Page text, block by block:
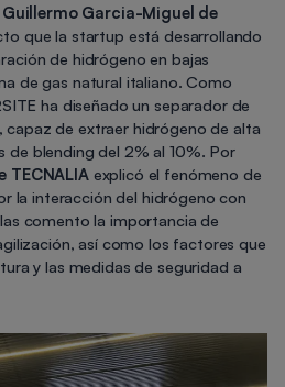
Guillermo Garcia-Miguel de
que la startup está desarrollando
de hidrógeno en bajas
de gas natural italiano. Como
ha diseñado un separador de
capaz de extraer hidrógeno de alta
de blending del 2% al 10%. Por
TECNALIAexplicó el fenómeno de
la interacción del hidrógeno con
comento la importancia de
así como los factores que
y las medidas de seguridad a